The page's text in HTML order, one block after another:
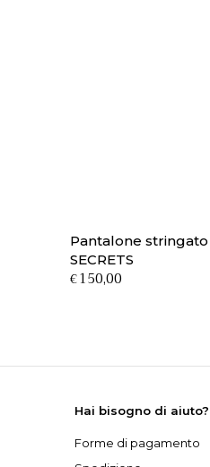
Pantalone
SECRETS
€150,00
Hai bisogno di aiuto?
Forme di pagamento